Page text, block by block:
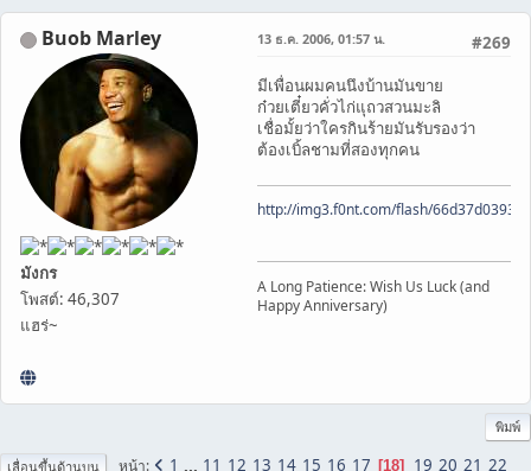
Buob Marley
มังกร
โพสต์: 46,307
แฮร่~
#269
13 ธ.ค. 2006, 01:57 น.
มีเพื่อนผมคนนึงบ้านมันขาย
ก๋วยเตี๋ยวคั่วไก่แุถวสวนมะลิ
เชื่อมั้ยว่าใครกินร้ายมันรับรองว่า
ต้องเบิ้ลชามที่สองทุกคน
http://img3.f0nt.com/flash/
A Long Patience: Wish Us Luck (and
Happy Anniversary)
พิมพ์
เลื่อนขึ้นด้านบน หน้า 1 ... 11 12 13 14 15 16 17 18 19 20 21 22